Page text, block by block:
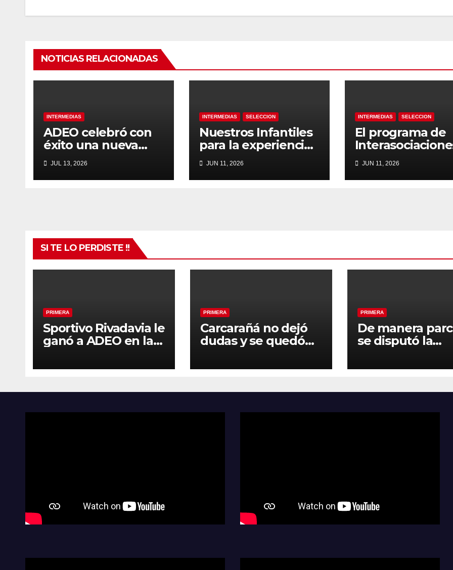
entradas
NOTICIAS RELACIONADAS
INTERMEDIAS
ADEO celebró con
éxito una nueva
edición del Torneo
Hermanos Brussino
JUL 13, 2026
INTERMEDIAS SELECCION
Nuestros Infantiles
para la experiencia
Tostado
JUN 11, 2026
INTERMEDIAS SELECCION
El programa de
de Infantiles
que se realiza
Tostado
JUN 11, 2026
SI TE LO PERDISTE !!
PRIMERA
Sportivo Rivadavia le
ganó a ADEO en la
PRIMERA
Carcarañá no dejó
dudas y se quedó
la segunda fecha
PRIMERA
De manera
se disputó la
Clausura